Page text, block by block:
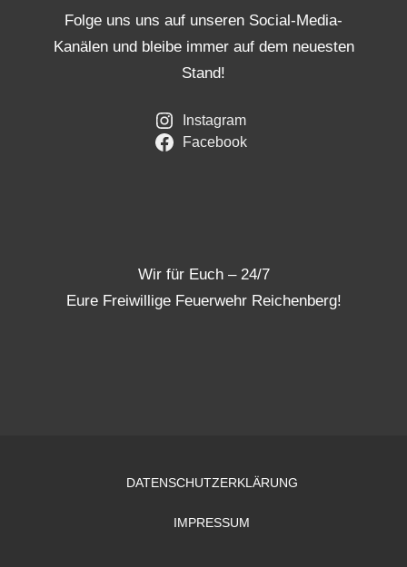
Folge uns uns auf unseren Social-Media-
Kanälen und bleibe immer auf dem neuesten
Stand!
Instagram
Facebook
Wir für Euch – 24/7
Eure Freiwillige Feuerwehr Reichenberg!
DATENSCHUTZERKLÄRUNG
IMPRESSUM